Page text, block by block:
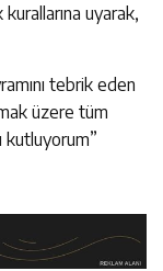
kurallarına uyarak,
tebrik eden
üzere tüm
kutluyorum”